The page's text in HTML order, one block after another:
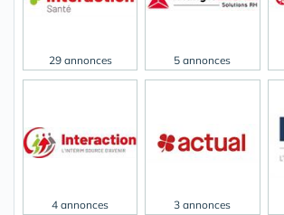
29 annonces 5 annonces
4 annonces 3 annonces